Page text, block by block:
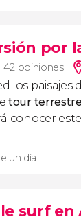
por
42 opiniones
los paisajes
tour
conocer
un día
surf